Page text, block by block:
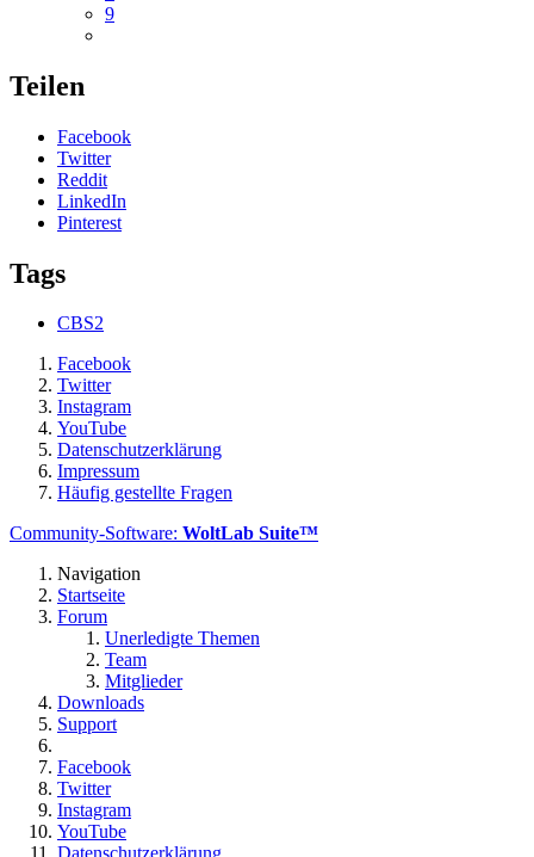
9
Teilen
Facebook
Twitter
Reddit
LinkedIn
Pinterest
Tags
CBS2
Facebook
Twitter
Instagram
YouTube
Datenschutzerklärung
Impressum
Häufig gestellte Fragen
Community-Software: WoltLab Suite™
Navigation
Startseite
Forum
Unerledigte Themen
Team
Mitglieder
Downloads
Support
Facebook
Twitter
Instagram
YouTube